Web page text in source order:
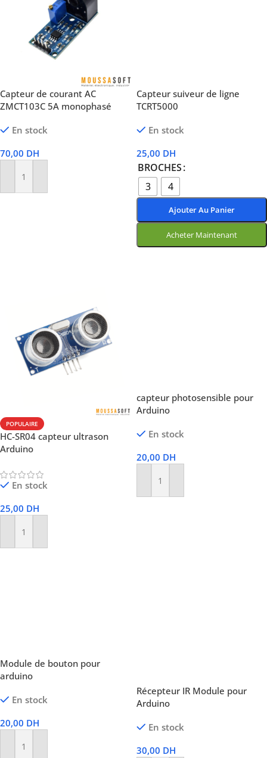
Capteur de courant AC
ZMCT103C 5A monophasé
En stock
70,00 DH
Ajouter Au Panier
Capteur suiveur de ligne
TCRT5000
En stock
25,00 DH
BROCHES
3
4
Ajouter Au Panier
Acheter Maintenant
POPULAIRE
HC-SR04 capteur ultrason
Arduino
En stock
25,00 DH
Ajouter Au Panier
capteur photosensible pour
Arduino
En stock
20,00 DH
Ajouter Au Panier
Module de bouton pour
arduino
En stock
20,00 DH
Ajouter Au Panier
Récepteur IR Module pour
Arduino
En stock
30,00 DH